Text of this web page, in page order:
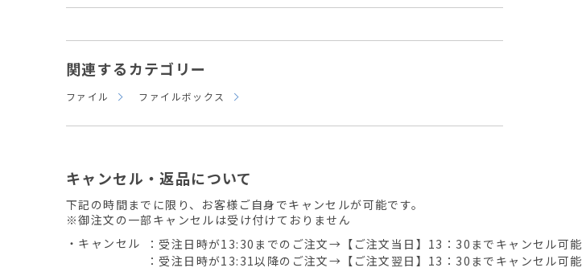
関連するカテゴリー
ファイル ファイルボックス
キャンセル・返品について
下記の時間までに限り、お客様ご自身でキャンセルが可能です。
※御注文の一部キャンセルは受け付けておりません
・キャンセル
：受注日時が13:30までのご注文→【ご注文当日】13：30までキャンセル可能
：受注日時が13:31以降のご注文→【ご注文翌日】13：30までキャンセル可能